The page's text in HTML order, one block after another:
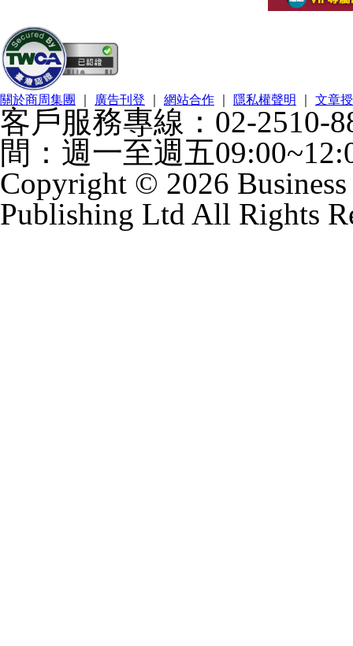
關於商周集團 廣告刊登 網站合作 隱私權聲明 文章
客戶服務專線：02-2510-
間：週一至週五
Copyright © 2026
Publishing Ltd All Rights